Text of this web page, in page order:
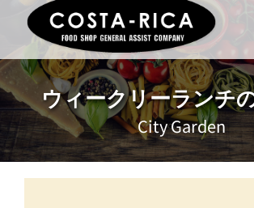
ウィークリーランチ
City Garden